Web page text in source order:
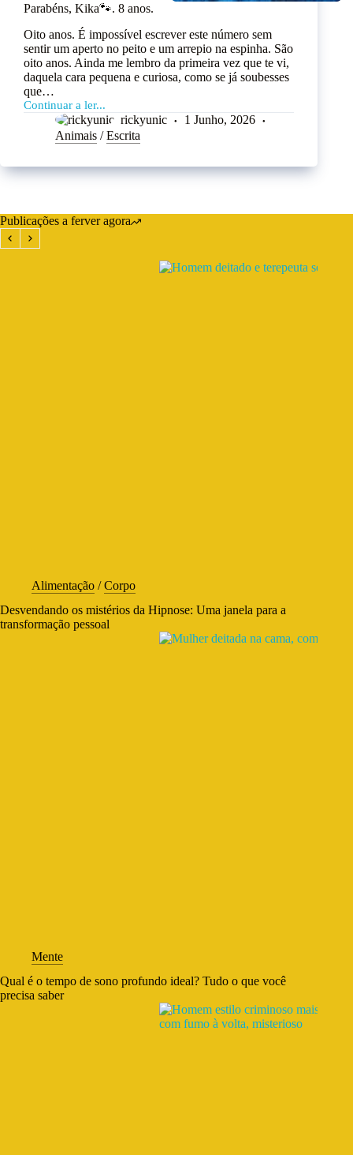
Parabéns, Kika🐾. 8 anos.
Oito anos. É impossível escrever este número sem
sentir um aperto no peito e um arrepio na espinha. São
oito anos. Ainda me lembro da primeira vez que te vi,
daquela cara pequena e curiosa, como se já soubesses
que…
Continuar a ler...
rickyunic
1 Junho, 2026
Animais /Escrita
Publicações a ferver agora
Alimentação /Corpo
Desvendando os mistérios da Hipnose: Uma janela para a
transformação pessoal
Mente
Qual é o tempo de sono profundo ideal? Tudo o que você
precisa saber